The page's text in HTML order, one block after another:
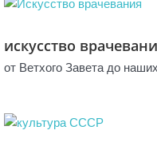
искусство
от Ветхого Завета до